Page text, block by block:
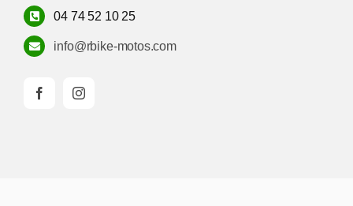
04 74 52 10 25
info@rbike-motos.com